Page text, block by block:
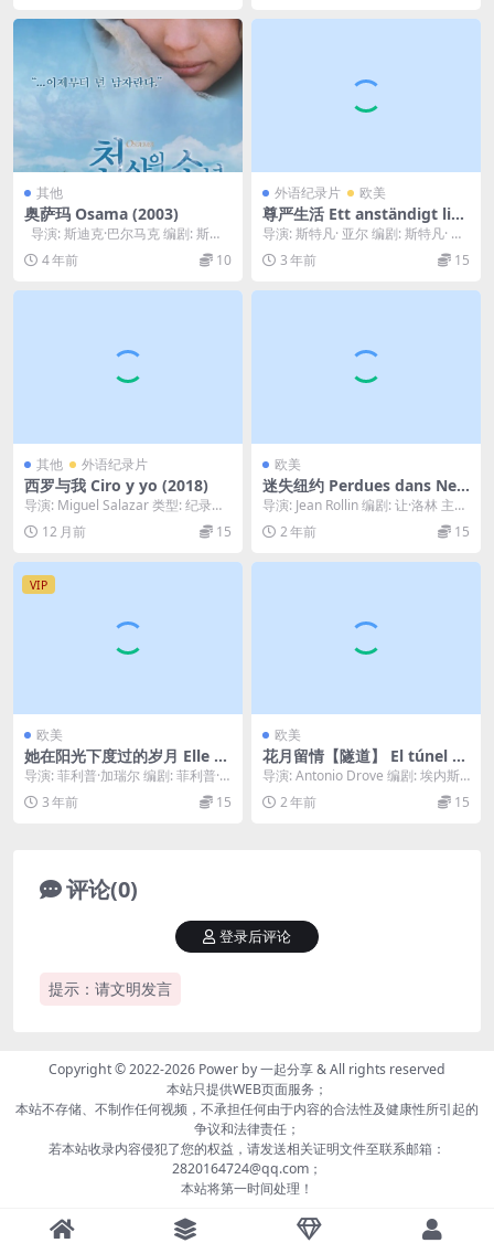
其他
奥萨玛 Osama (2003)
导演: 斯迪克·巴尔马克 编剧: 斯迪
克·巴尔马克 主演: Mar...
4 年前 10
外语纪录片 欧美
尊严生活 Ett anständigt liv
(1979)
导演: 斯特凡· 亚尔 编剧: 斯特凡· 亚
尔 主演: Kenneth R...
3 年前 15
其他 外语纪录片
西罗与我 Ciro y yo (2018)
导演: Miguel Salazar 类型: 纪录片
制片国家/地区: 哥伦比亚...
12 月前 15
欧美
迷失纽约 Perdues dans New
York (1989)
导演: Jean Rollin 编剧: 让·洛林 主
演: Adeline Abi...
2 年前 15
VIP
欧美
她在阳光下度过的岁月 Elle a
passé tant d’heures sous le
s sunlights… (1985)
导演: 菲利普·加瑞尔 编剧: 菲利普·
加瑞尔 主演: 米雷耶·佩里耶 / 贾克...
3 年前 15
欧美
花月留情【隧道】 El túnel (1
988)
导演: Antonio Drove 编剧: 埃内斯
托·萨瓦托 / Carlos ...
2 年前 15
评论(0)
提示：请文明发言
登录后评论
Copyright © 2022-2026 Power by一起分享& All rights reserved
本站只提供WEB页面服务；
本站不存储、不制作任何视频，不承担任何由于内容的合法性及健康性所引起的
争议和法律责任；
若本站收录内容侵犯了您的权益，请发送相关证明文件至联系邮箱：
2820164724@qq.com；
本站将第一时间处理！